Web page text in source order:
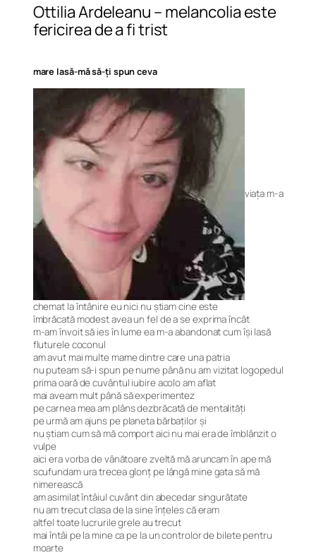
Ottilia Ardeleanu – melancolia este
fericirea de a fi trist
mare lasă-mă să-ţi spun ceva
viaţa m-a
chemat la întânire eu nici nu ştiam cine este
îmbrăcată modest avea un fel de a se exprima încât
m-am învoit să ies în lume ea m-a abandonat cum îşi lasă
fluturele coconul
am avut mai multe mame dintre care una patria
nu puteam să-i spun pe nume până nu am vizitat logopedul
prima oară de cuvântul iubire acolo am aflat
mai aveam mult până să experimentez
pe carnea mea am plâns dezbrăcată de mentalităţi
pe urmă am ajuns pe planeta bărbaţilor şi
nu ştiam cum să mă comport aici nu mai era de îmblânzit o
vulpe
aici era vorba de vânătoare zveltă mă aruncam în ape mă
scufundam ura trecea glonţ pe lângă mine gata să mă
nimerească
am asimilat întâiul cuvânt din abecedar singurătate
nu am trecut clasa de la sine înţeles că eram
altfel toate lucrurile grele au trecut
mai întâi pe la mine ca pe la un controlor de bilete pentru
moarte